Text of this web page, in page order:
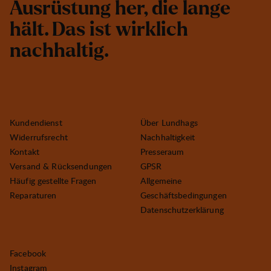
Ausrüstung her, die lange
hält. Das ist wirklich
nachhaltig.
Kundendienst
Widerrufsrecht
Kontakt
Versand & Rücksendungen
Häufig gestellte Fragen
Reparaturen
Über Lundhags
Nachhaltigkeit
Presseraum
GPSR
Allgemeine
Geschäftsbedingungen
Datenschutzerklärung
Facebook
Instagram